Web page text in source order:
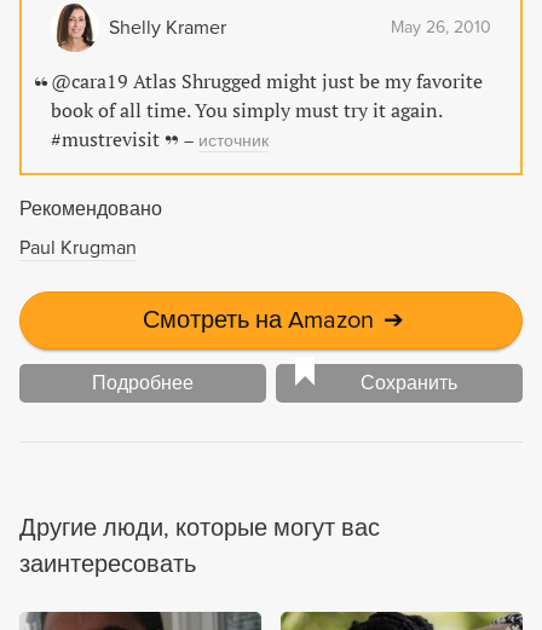
feature on how not to plagiarize.
Shelly Kramer May 26, 2010
@cara19 Atlas Shrugged might just be my favorite
book of all time. You simply must try it again.
#mustrevisit
– источник
Рекомендовано
Paul Krugman
Смотреть на Amazon ➔
Подробнее Сохранить
Другие люди, которые могут вас
заинтересовать